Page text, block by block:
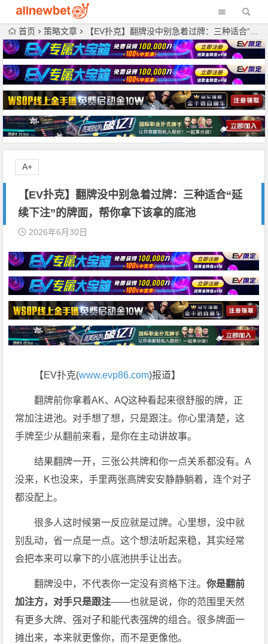
首页 策略文章 【EV扑克】翻牌没中别急着过牌：三种适合“延续下注”的牌面，帮你拿下该拿的底池
【EV扑克】翻牌没中别急着过牌：三种适合“延
续下注”的牌面，帮你拿下该拿的底池
2026年6月30日
【EV扑克(www.evp86.com)报道】
翻牌前你拿着AK、AQ这种看起来很舒服的牌，正
常加注进池。对手想了想，只是跟注。你心里清楚，这
手牌至少从翻前来看，是你在主动讲故事。
结果翻牌一开，三张公共牌和你一点关系都没有。A
没来，K也没来，手里两张高牌安安静静躺着，连个对子
都没配上。
很多人这时候第一反应就是过牌。心里想，没中就
别乱动，省一点是一点。这个想法听起来稳，其实经常
会把本来可以拿下的小底池拱手让出去。
翻牌没中，不代表你一定没有资格下注。你是翻前
加注方，对手只是跟注——也就是说，你的范围里天然
有更多大牌、强对子和能代表强牌的组合。很多牌面一
摊出来，本来就更像你，而不是更像他。
A+